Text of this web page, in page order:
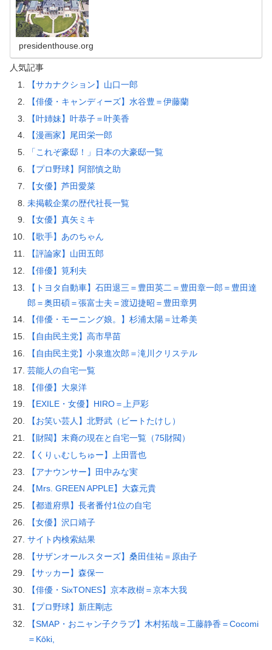
presidenthouse.org
人気記事
【サカナクション】山口一郎
【俳優・キャンディーズ】水谷豊＝伊藤蘭
【叶姉妹】叶恭子＝叶美香
【漫画家】尾田栄一郎
「これぞ豪邸！」日本の大豪邸一覧
【プロ野球】阿部慎之助
【女優】芦田愛菜
未掲載企業の歴代社長一覧
【女優】真矢ミキ
【歌手】あのちゃん
【評論家】山田五郎
【俳優】筧利夫
【トヨタ自動車】石田退三＝豊田英二＝豊田章一郎＝豊田達
郎＝奥田碩＝張富士夫＝渡辺捷昭＝豊田章男
【俳優・モーニング娘。】杉浦太陽＝辻希美
【自由民主党】高市早苗
【自由民主党】小泉進次郎＝滝川クリステル
芸能人の自宅一覧
【俳優】大泉洋
【EXILE・女優】HIRO＝上戸彩
【お笑い芸人】北野武（ビートたけし）
【財閥】末裔の現在と自宅一覧（75財閥）
【くりぃむしちゅー】上田晋也
【アナウンサー】田中みな実
【Mrs. GREEN APPLE】大森元貴
【都道府県】長者番付1位の自宅
【女優】沢口靖子
サイト内検索結果
【サザンオールスターズ】桑田佳祐＝原由子
【サッカー】森保一
【俳優・SixTONES】京本政樹＝京本大我
【プロ野球】新庄剛志
【SMAP・おニャン子クラブ】木村拓哉＝工藤静香＝Cocomi
＝Kōki,